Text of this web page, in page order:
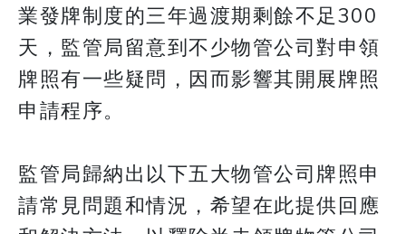
業發牌制度的三年過渡期剩餘不足300
天，監管局留意到不少物管公司對申領
牌照有一些疑問，因而影響其開展牌照
申請程序。
監管局歸納出以下五大物管公司牌照申
請常見問題和情況，希望在此提供回應